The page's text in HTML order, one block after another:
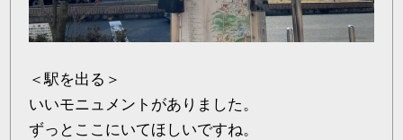
＜駅を出る＞
いいモニュメントがありました。
ずっとここにいてほしいですね。